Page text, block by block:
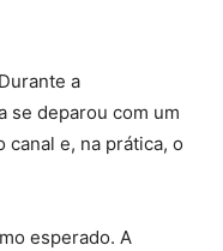
a
se deparou com um
e, na prática, o
esperado. A